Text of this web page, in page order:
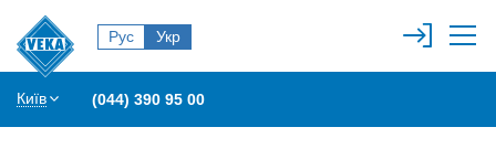
Рус Укр
Київ (044) 390 95 00